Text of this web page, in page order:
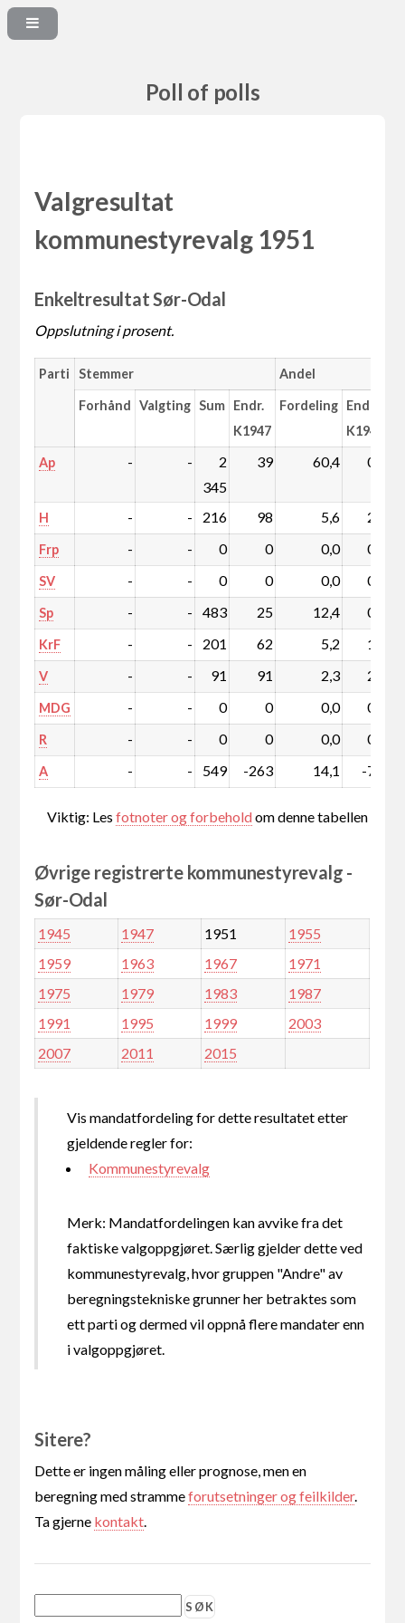
Poll of polls
Valgresultat
kommunestyrevalg 1951
Enkeltresultat Sør-Odal
Oppslutning i prosent.
Parti Stemmer Andel
Forhånd Valgting Sum Endr.
K1947
Fordeling Endr.
K1947
Ap - -
2
345
39 60,4 0,2
H - - 216 98 5,6 2,5
Frp - - 0 0 0,0 0,0
SV - - 0 0 0,0 0,0
Sp - - 483 25 12,4 0,5
KrF - - 201 62 5,2 1,5
V - - 91 91 2,3 2,3
MDG - - 0 0 0,0 0,0
R - - 0 0 0,0 0,0
A - - 549 -263 14,1 -7,1
Viktig: Lesfotnoter og forbeholdom denne tabellen
Øvrige registrerte kommunestyrevalg -
Sør-Odal
1945 1947 1951
1955
1959
1963 1967
1971
1975
1979 1983
1987
1991
1995 1999
2003
2007
2011 2015
Vis mandatfordeling for dette resultatet etter
gjeldende regler for:
Kommunestyrevalg
Merk: Mandatfordelingen kan avvike fra det
faktiske valgoppgjøret. Særlig gjelder dette ved
kommunestyrevalg, hvor gruppen "Andre" av
beregningstekniske grunner her betraktes som
ett parti og dermed vil oppnå flere mandater enn
i valgoppgjøret.
Sitere?
Dette er ingen måling eller prognose, men en
beregning med strammeforutsetninger og feilkilder.
Ta gjerne kontakt.